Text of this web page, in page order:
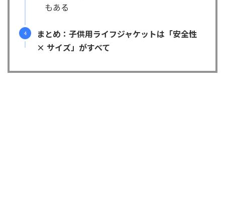
もある
まとめ：子供用ライフジャケットは「安全性
× サイズ」がすべて